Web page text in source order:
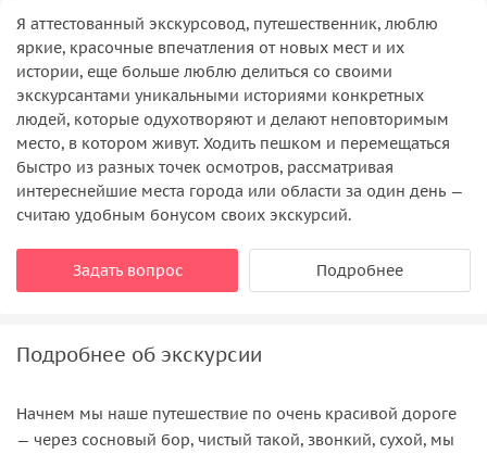
Я аттестованный экскурсовод, путешественник, люблю
яркие, красочные впечатления от новых мест и их
истории, еще больше люблю делиться со своими
экскурсантами уникальными историями конкретных
людей, которые одухотворяют и делают неповторимым
место, в котором живут. Ходить пешком и перемещаться
быстро из разных точек осмотров, рассматривая
интереснейшие места города или области за один день —
считаю удобным бонусом своих экскурсий.
Задать вопрос Подробнее
Подробнее об экскурсии
Начнем мы наше путешествие по очень красивой дороге
— через сосновый бор, чистый такой, звонкий, сухой, мы